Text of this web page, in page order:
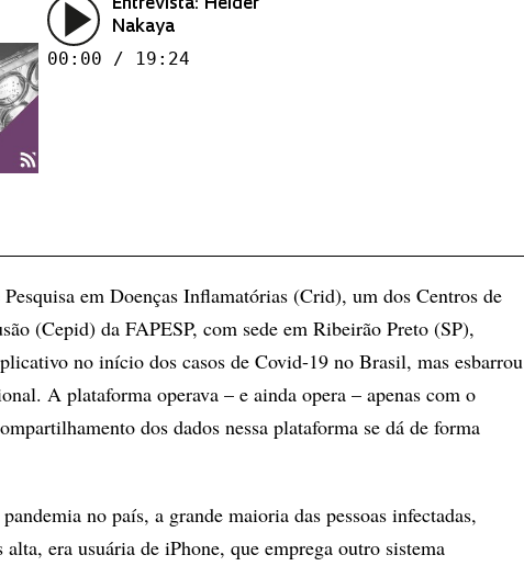
Entrevista: Helder
Nakaya
00:00 / 19:24
em Doenças Inflamatórias (Crid), um dos Centros de
(Cepid) da FAPESP, com sede em Ribeirão Preto (SP),
no início dos casos de Covid-19 no Brasil, mas esbarrou
A plataforma operava – e ainda opera – apenas com o
dos dados nessa plataforma se dá de forma
no país, a grande maioria das pessoas infectadas,
alta, era usuária de iPhone, que emprega outro sistema